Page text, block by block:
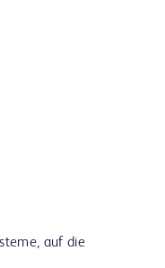
auf die